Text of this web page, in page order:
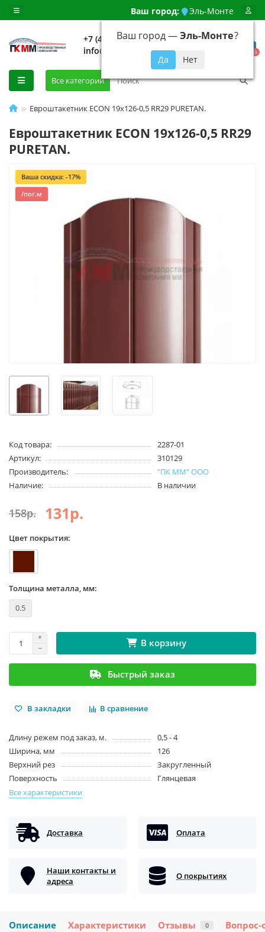
Ваш город: Эль-Монте
Ваш город —Эль-Монте?
+7 (499) 648-92-94
info@evroshtaketnikmoskva.ru
0
Все категории
Евроштакетник ECON 19х126-0,5 RR29 PURETAN.
Евроштакетник ECON 19х126-0,5 RR29
PURETAN.
Ваша скидка: -17%
/пог.м
Код товара:
2287-01
Артикул:
310129
Производитель:
"ПК ММ" ООО
Наличие:
В наличии
158р. 131р.
Цвет покрытия:
Толщина металла, мм:
0.5
В корзину
Быстрый заказ
В закладки В сравнение
Длину режем под заказ, м.
0,5 - 4
Ширина, мм
126
Верхний рез
Закругленный
Поверхность
Глянцевая
Все характеристики
Доставка Оплата
Наши контакты и
адреса
О покрытиях
Описание Характеристики Отзывы 0 Вопрос-